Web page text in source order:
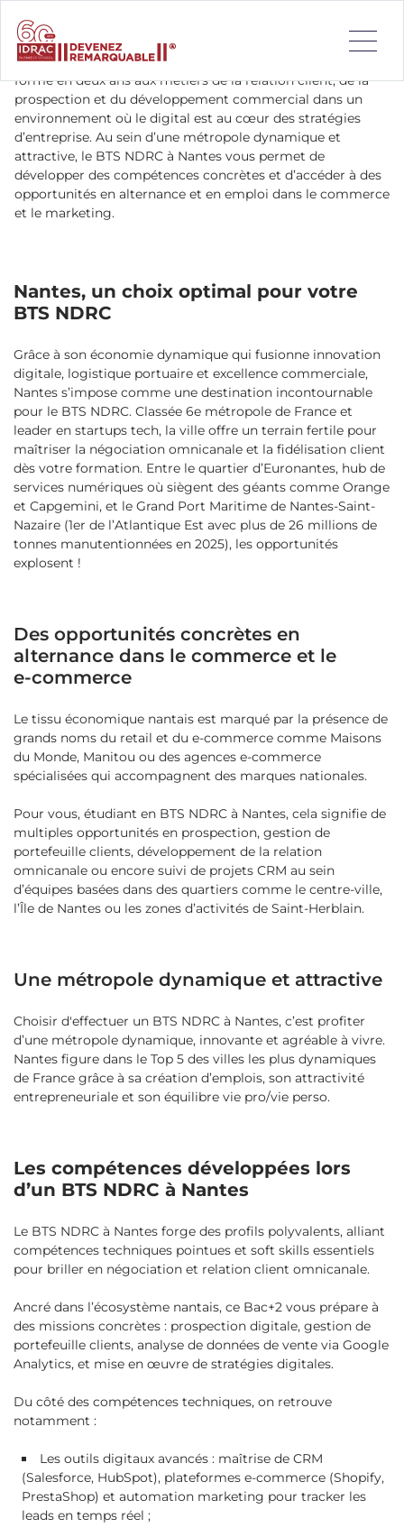
Envie de devenir un expert de la négociation et de
maîtriser les codes du commerce digital ? Le BTS
Négociation et Digitalisation de la Relation Client vous
forme en deux ans aux métiers de la relation client, de la
prospection et du développement commercial dans un
environnement où le digital est au cœur des stratégies
d’entreprise. Au sein d’une métropole dynamique et
attractive, le BTS NDRC à Nantes vous permet de
développer des compétences concrètes et d’accéder à des
opportunités en alternance et en emploi dans le commerce
et le marketing.
Nantes, un choix optimal pour votre
BTS NDRC
Grâce à son économie dynamique qui fusionne innovation
digitale, logistique portuaire et excellence commerciale,
Nantes s’impose comme une destination incontournable
pour le BTS NDRC. Classée 6e métropole de France et
leader en startups tech, la ville offre un terrain fertile pour
maîtriser la négociation omnicanale et la fidélisation client
dès votre formation. Entre le quartier d’Euronantes, hub de
services numériques où siègent des géants comme Orange
et Capgemini, et le Grand Port Maritime de Nantes-Saint-
Nazaire (1er de l’Atlantique Est avec plus de 26 millions de
tonnes manutentionnées en 2025), les opportunités
explosent !
Des opportunités concrètes en
alternance dans le commerce et le
e‑commerce
Le tissu économique nantais est marqué par la présence de
grands noms du retail et du e‑commerce comme Maisons
du Monde, Manitou ou des agences e‑commerce
spécialisées qui accompagnent des marques nationales.
Pour vous, étudiant en BTS NDRC à Nantes, cela signifie de
multiples opportunités en prospection, gestion de
portefeuille clients, développement de la relation
omnicanale ou encore suivi de projets CRM au sein
d’équipes basées dans des quartiers comme le centre‑ville,
l’Île de Nantes ou les zones d’activités de Saint‑Herblain.
Une métropole dynamique et attractive
Choisir d'effectuer un BTS NDRC à Nantes, c’est profiter
d’une métropole dynamique, innovante et agréable à vivre.
Nantes figure dans le Top 5 des villes les plus dynamiques
de France grâce à sa création d’emplois, son attractivité
entrepreneuriale et son équilibre vie pro/vie perso.
Les compétences développées lors
d’un BTS NDRC à Nantes
Le BTS NDRC à Nantes forge des profils polyvalents, alliant
compétences techniques pointues et soft skills essentiels
pour briller en négociation et relation client omnicanale.
Ancré dans l’écosystème nantais, ce Bac+2 vous prépare à
des missions concrètes : prospection digitale, gestion de
portefeuille clients, analyse de données de vente via Google
Analytics, et mise en œuvre de stratégies digitales.
Du côté des compétences techniques, on retrouve
notamment :
Les outils digitaux avancés : maîtrise de CRM
(Salesforce, HubSpot), plateformes e-commerce (Shopify,
PrestaShop) et automation marketing pour tracker les
leads en temps réel ;